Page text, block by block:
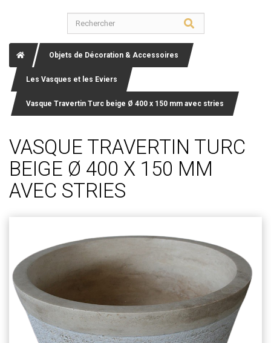
Objets de Décoration & Accessoires
Les Vasques et les Eviers
Vasque Travertin Turc beige Ø 400 x 150 mm avec stries
VASQUE TRAVERTIN TURC
BEIGE Ø 400 X 150 MM
AVEC STRIES